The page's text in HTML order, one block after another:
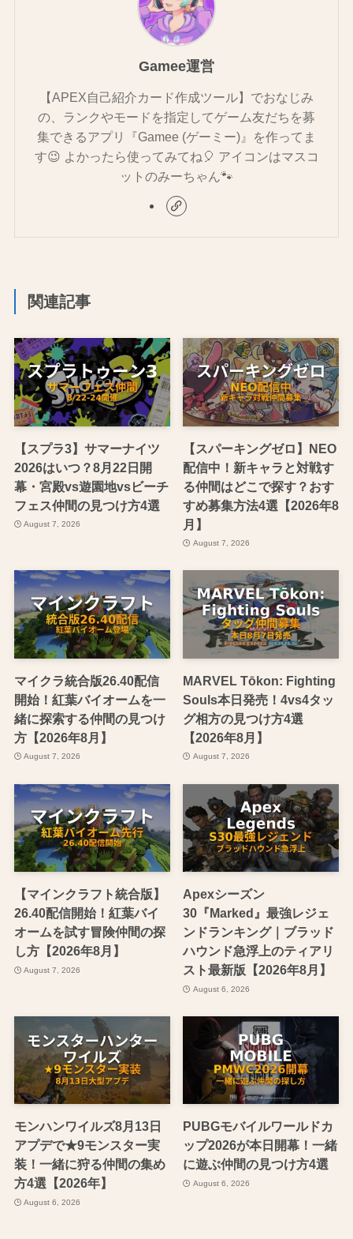
Gamee運営
【APEX自己紹介カード作成ツール】でおなじみ
の、ランクやモードを指定してゲーム友だちを募
集できるアプリ『Gamee (ゲーミー)』を作ってま
す😉 よかったら使ってみてね🎈 アイコンはマスコ
ットのみーちゃん🐾
関連記事
【スプラ3】サマーナイツ
2026はいつ？8月22日開
幕・宮殿vs遊園地vsビーチ
フェス仲間の見つけ方4選
August 7, 2026
【スパーキングゼロ】NEO
配信中！新キャラと対戦す
る仲間はどこで探す？おす
すめ募集方法4選【2026年8
月】
August 7, 2026
マイクラ統合版26.40配信
開始！紅葉バイオームを一
緒に探索する仲間の見つけ
方【2026年8月】
August 7, 2026
MARVEL Tōkon: Fighting
Souls本日発売！4vs4タッ
グ相方の見つけ方4選
【2026年8月】
August 7, 2026
【マインクラフト統合版】
26.40配信開始！紅葉バイ
オームを試す冒険仲間の探
し方【2026年8月】
August 7, 2026
Apexシーズン
30『Marked』最強レジェ
ンドランキング｜ブラッド
ハウンド急浮上のティアリ
スト最新版【2026年8月】
August 6, 2026
モンハンワイルズ8月13日
アプデで★9モンスター実
装！一緒に狩る仲間の集め
方4選【2026年】
August 6, 2026
PUBGモバイルワールドカ
ップ2026が本日開幕！一緒
に遊ぶ仲間の見つけ方4選
August 6, 2026